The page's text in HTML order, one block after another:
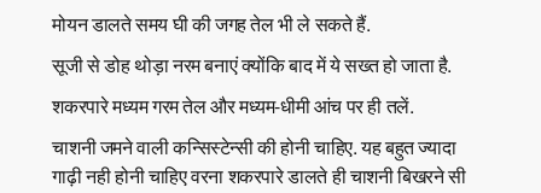
मोयन डालते समय घी की जगह तेल भी ले सकते हैं.
सूजी से डोह थोड़ा नरम बनाएं क्योंकि बाद में ये सख्त हो जाता है.
शकरपारे मध्यम गरम तेल और मध्यम-धीमी आंच पर ही तलें.
चाशनी जमने वाली कन्सिस्टेन्सी की होनी चाहिए. यह बहुत ज्यादा
गाढ़ी नही होनी चाहिए वरना शकरपारे डालते ही चाशनी बिखरने सी